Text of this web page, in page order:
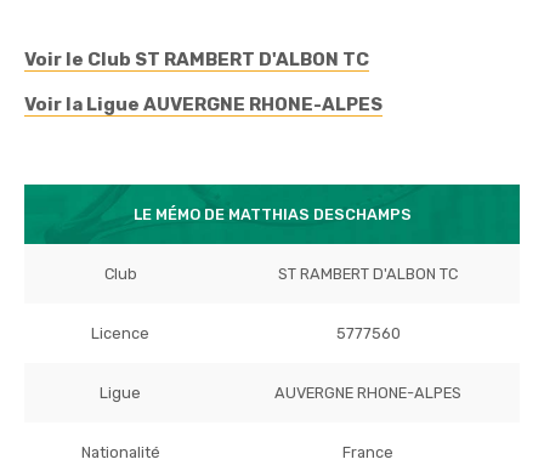
Voir le Club ST RAMBERT D'ALBON TC
Voir la Ligue AUVERGNE RHONE-ALPES
LE MÉMO DE MATTHIAS DESCHAMPS
Club ST RAMBERT D'ALBON TC
Licence 5777560
Ligue AUVERGNE RHONE-ALPES
Nationalité France